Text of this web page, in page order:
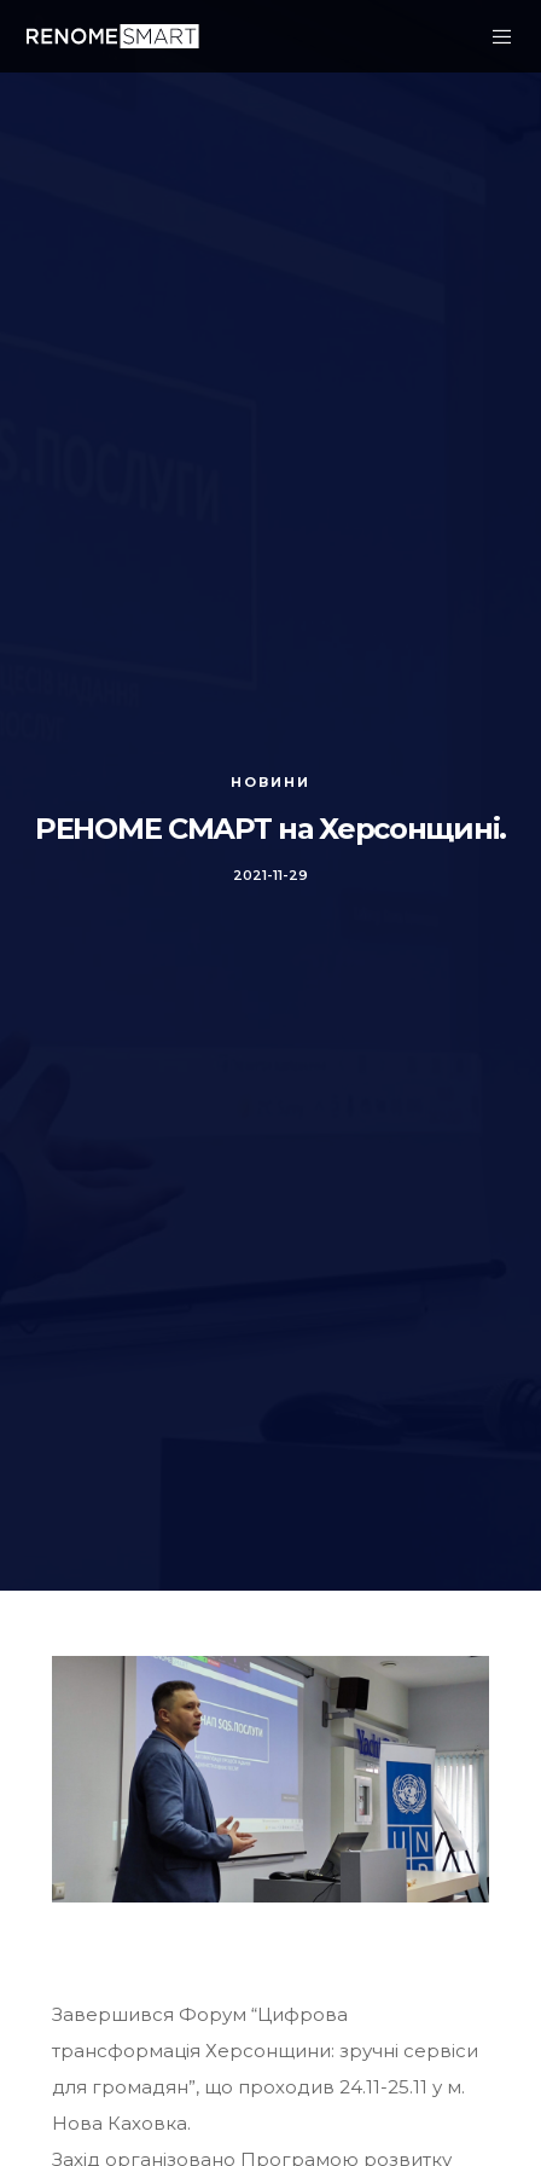
НОВИНИ
РЕНОМЕ СМАРТ на Херсонщині.
2021-11-29
Завершився Форум “Цифрова
трансформація Херсонщини: зручні сервіси
для громадян”, що проходив 24.11-25.11 у м.
Нова Каховка.
Захід організовано Програмою розвитку